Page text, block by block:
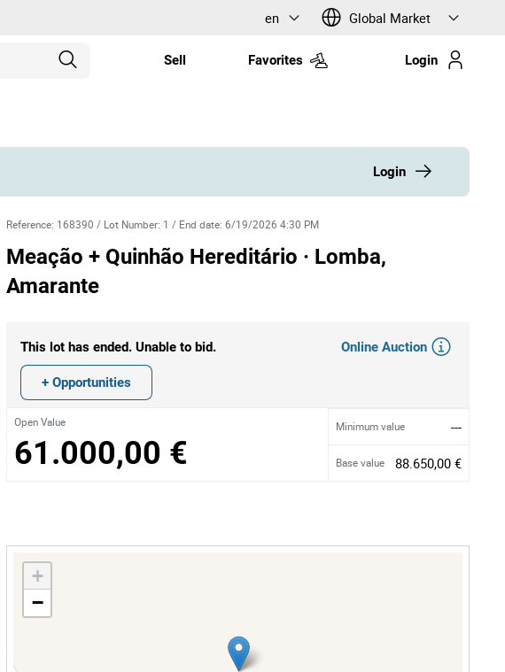
en Global Market
Sell Favorites Login
Login
Reference: 168390 / Lot Number: 1 / End date:6/19/2026 4:30 PM
Meação + Quinhão Hereditário · Lomba,
Amarante
This lot has ended. Unable to bid. Online Auction
+ Opportunities
Open Value
61.000,00 €
Minimum value ---
Base value 88.650,00 €
+
−